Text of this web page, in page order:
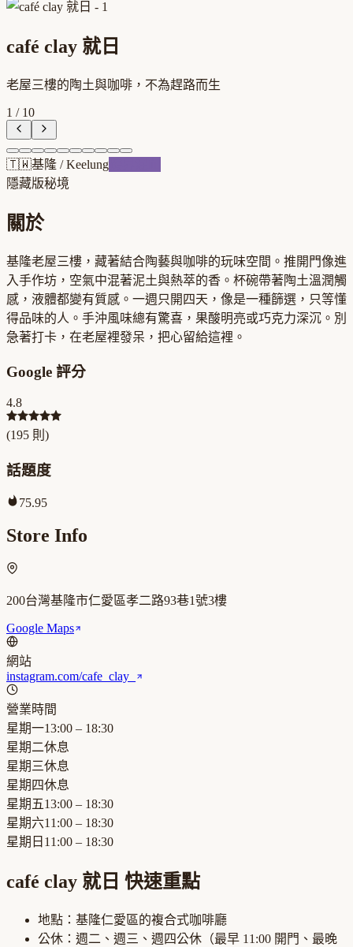
café clay 就日
老屋三樓的陶土與咖啡，不為趕路而生
1 / 10
🇹🇼基隆 /Keelung
隱藏版秘境
關於
基隆老屋三樓，藏著結合陶藝與咖啡的玩味空間。推開門像進
入手作坊，空氣中混著泥土與熱萃的香。杯碗帶著陶土溫潤觸
感，液體都變有質感。一週只開四天，像是一種篩選，只等懂
得品味的人。手沖風味總有驚喜，果酸明亮或巧克力深沉。別
急著打卡，在老屋裡發呆，把心留給這裡。
Google 評分
4.8
(195 則)
話題度
75.95
Store Info
200台灣基隆市仁愛區孝二路93巷1號3樓
Google Maps
網站
instagram.com/cafe_clay_
營業時間
星期一13:00 – 18:30
星期二休息
星期三休息
星期四休息
星期五13:00 – 18:30
星期六11:00 – 18:30
星期日 11:00 – 18:30
café clay 就日 快速重點
地點： 基隆仁愛區的複合式咖啡廳
公休： 週二、週三、週四公休 （最早 11:00 開門、最晚